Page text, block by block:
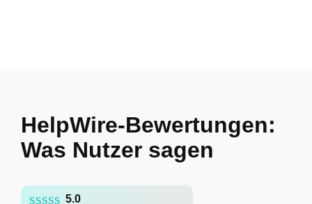
HelpWire-Bewertungen:
Was Nutzer sagen
5.0